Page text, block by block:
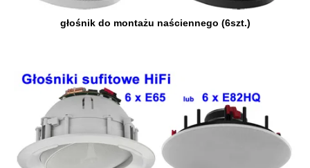
głośnik do montażu naściennego (6szt.)